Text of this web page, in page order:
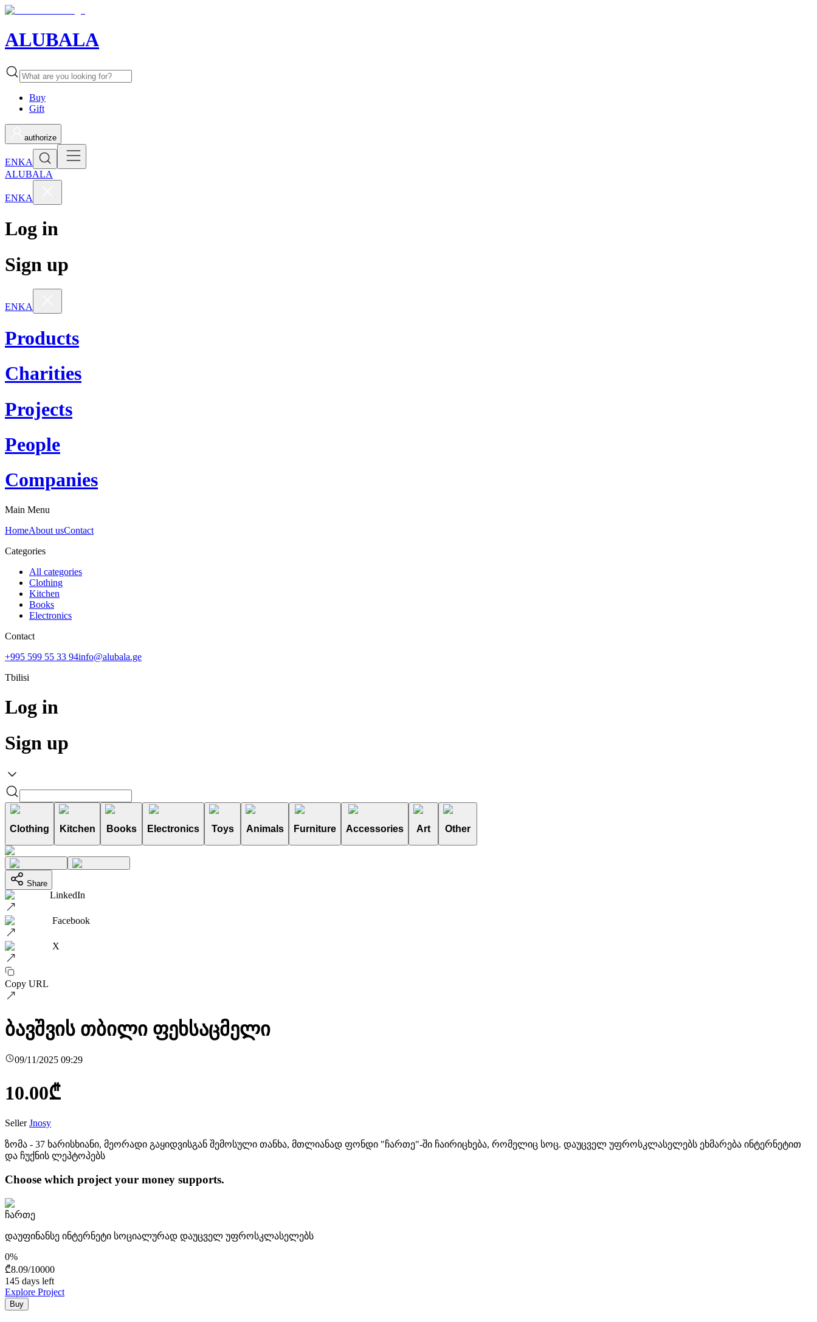
ALUBALA
Buy
Gift
authorize
ENKA
ALUBALA
ENKA
Log in
Sign up
ENKA
Products
Charities
Projects
People
Companies
Main Menu
HomeAbout usContact
Categories
All categories
Clothing
Kitchen
Books
Electronics
Contact
+995 599 55 33 94info@alubala.ge
Tbilisi
Log in
Sign up
Clothing Kitchen Books Electronics Toys Animals Furniture Accessories Art Other
Share
LinkedIn
Facebook
X
Copy URL
ბავშვის თბილი ფეხსაცმელი
09/11/2025 09:29
10.00₾
Seller Jnosy
ზომა - 37 ხარისხიანი, მეორადი გაყიდვისგან შემოსული თანხა, მთლიანად ფონდი "ჩართე"-ში ჩაირიცხება, რომელიც სოც. დაუცველ უფროსკლასელებს ეხმარება ინტერნეტით
და ჩუქნის ლეპტოპებს
Choose which project your money supports.
ჩართე
დაუფინანსე ინტერნეტი სოციალურად დაუცველ უფროსკლასელებს
0%
₾8.09/10000
145 days left
Explore Project
Buy